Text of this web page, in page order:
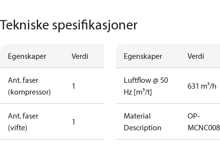
Tekniske spesifikasjoner
Egenskaper Verdi
Ant. faser
(kompressor)
1
Ant. faser
(vifte)
1
Egenskaper Verdi
Luftflow @ 50
Hz [m³/t]
631 m³/h
Material
Description
OP-